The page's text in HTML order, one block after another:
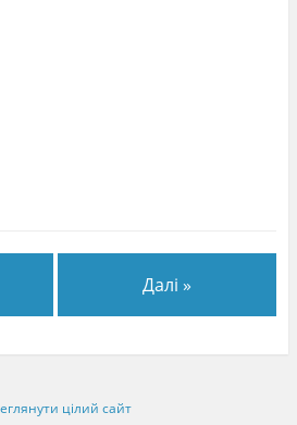
Далі »
цілий сайт